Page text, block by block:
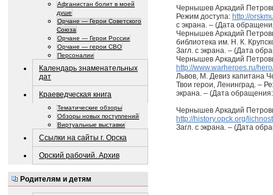
Афганистан болит в моей
душе
Орчане — Герои Советского
Союза
Орчане — Герои России
Орчане — герои СВО
Персоналии
Календарь знаменательных
дат
Краеведческая книга
Тематические обзоры
Обзоры новых поступлений
Виртуальные выставки
Ссылки на сайты г. Орска
Орский рабочий. Архив
Родителям и детям
Чернышев Аркадий
Режим доступа: http://
с экрана. – (Дата
Чернышев Аркадий
библиотека им. Н. К.
Загл. с экрана. – (Дата
Чернышев Аркадий
http://www.warheroes.ru/
Львов, М. Девиз капитана
Твои герои, Ленинград. –
экрана. – (Дата
Чернышев Аркадий
http://history.opck.org/
Загл. с экрана. – (Дата